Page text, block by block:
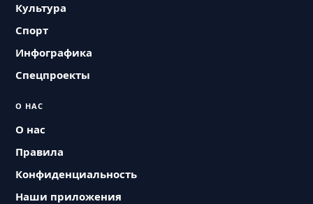
Культура
Спорт
Инфографика
Спецпроекты
О НАС
О нас
Правила
Конфиденциальность
Наши приложения